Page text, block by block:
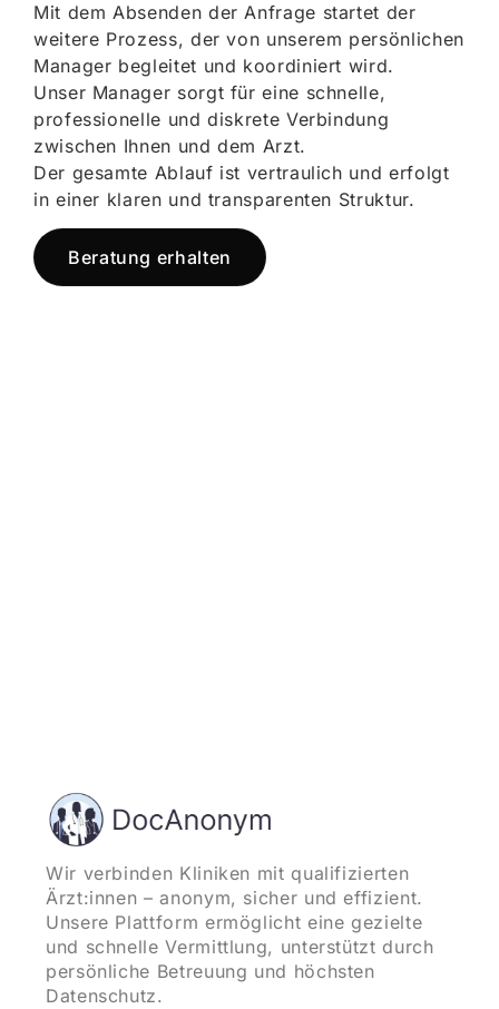
Mit dem Absenden der Anfrage startet der
weitere Prozess, der von unserem persönlichen
Manager begleitet und koordiniert wird.
Unser Manager sorgt für eine schnelle,
professionelle und diskrete Verbindung
zwischen Ihnen und dem Arzt.
Der gesamte Ablauf ist vertraulich und erfolgt
in einer klaren und transparenten Struktur.
Beratung erhalten
Wir verbinden Kliniken mit qualifizierten
Ärzt:innen – anonym, sicher und effizient.
Unsere Plattform ermöglicht eine gezielte
und schnelle Vermittlung, unterstützt durch
persönliche Betreuung und höchsten
Datenschutz.